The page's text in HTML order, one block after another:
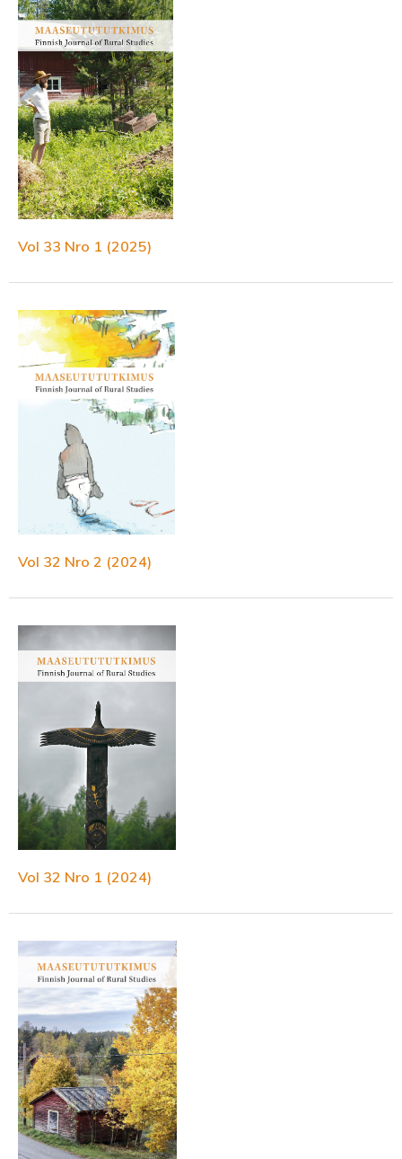
Vol 33 Nro 1 (2025)
Vol 32 Nro 2 (2024)
Vol 32 Nro 1 (2024)